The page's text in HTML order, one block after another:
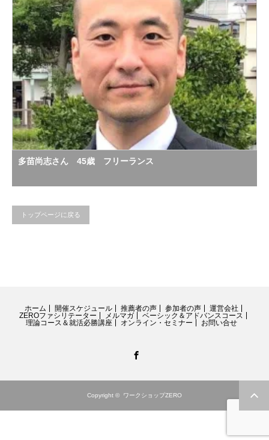
多苗尚志さん 45歳 フリーランス
トップページに戻る
ホーム 開催スケジュール 推薦者の声 参加者の声
運営会社
ZEROファシリテーター
メルマガ
ベーシック＆アドバンスコース
理論コース＆就活必勝講座
オンライン・セミナー お問い合せ
Copyright © ワークショップZERO